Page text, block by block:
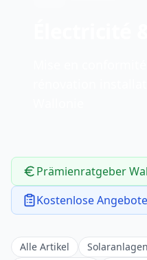
Prämienratgeber
Kostenlose
Alle Artikel Solaranlagen